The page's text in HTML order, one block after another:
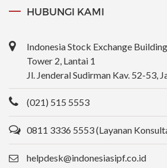
HUBUNGI KAMI
Indonesia Stock Exchange Building
Tower 2, Lantai 1
Jl. Jenderal Sudirman Kav. 52-53,
(021) 515 5553
0811 3336 5553 (Layanan
helpdesk@indonesiasipf.co.id